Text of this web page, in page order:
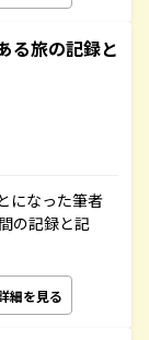
る旅の記録と
になった筆者
の記録と記
細を見る